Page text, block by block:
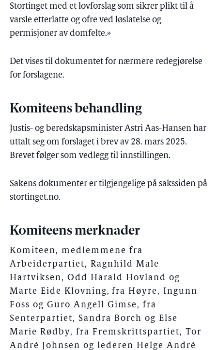
Stortinget med et lovforslag som sikrer plikt til å
varsle etterlatte og ofre ved løslatelse og
permisjoner av domfelte.»
Det vises til dokumentet for nærmere redegjørelse
for forslagene.
Komiteens behandling
Justis- og beredskapsminister Astri Aas-Hansen har
uttalt seg om forslaget i brev av 28. mars 2025.
Brevet følger som vedlegg til innstillingen.
Sakens dokumenter er tilgjengelige på sakssiden på
stortinget.no.
Komiteens merknader
Komiteen, medlemmene fra
Arbeiderpartiet, Ragnhild Male
Hartviksen, Odd Harald Hovland og
Marte Eide Klovning, fra Høyre, Ingunn
Foss og Guro Angell Gimse, fra
Senterpartiet, Sandra Borch og Else
Marie Rødby, fra Fremskrittspartiet, Tor
André Johnsen og lederen Helge André